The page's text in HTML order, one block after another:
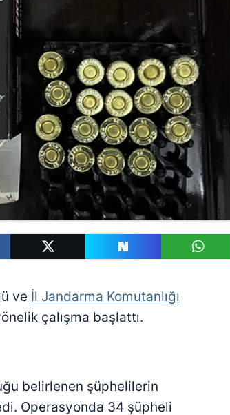
ve İl Jandarma Komutanlığı
çalışma başlattı.
belirlenen şüphelilerin
Operasyonda 34 şüpheli